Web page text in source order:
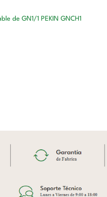
de GN1/1 PEKIN GNCH1